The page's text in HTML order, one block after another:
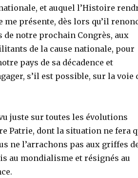
et auquel l’Histoire
me présente, dès lors qu’il
de notre prochain Congrès, aux
de la cause nationale, pour
pays de sa décadence et
s’il est possible, sur la voie
juste sur toutes les évolutions
Patrie, dont la situation ne fera
ne l’arrachons pas aux griffes
au mondialisme et résignés au